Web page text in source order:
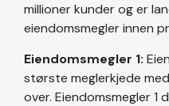
millioner kunder og er
eiendomsmegler innen
Eiendomsmegler 1:
største meglerkjede
over. Eiendomsmegler 1